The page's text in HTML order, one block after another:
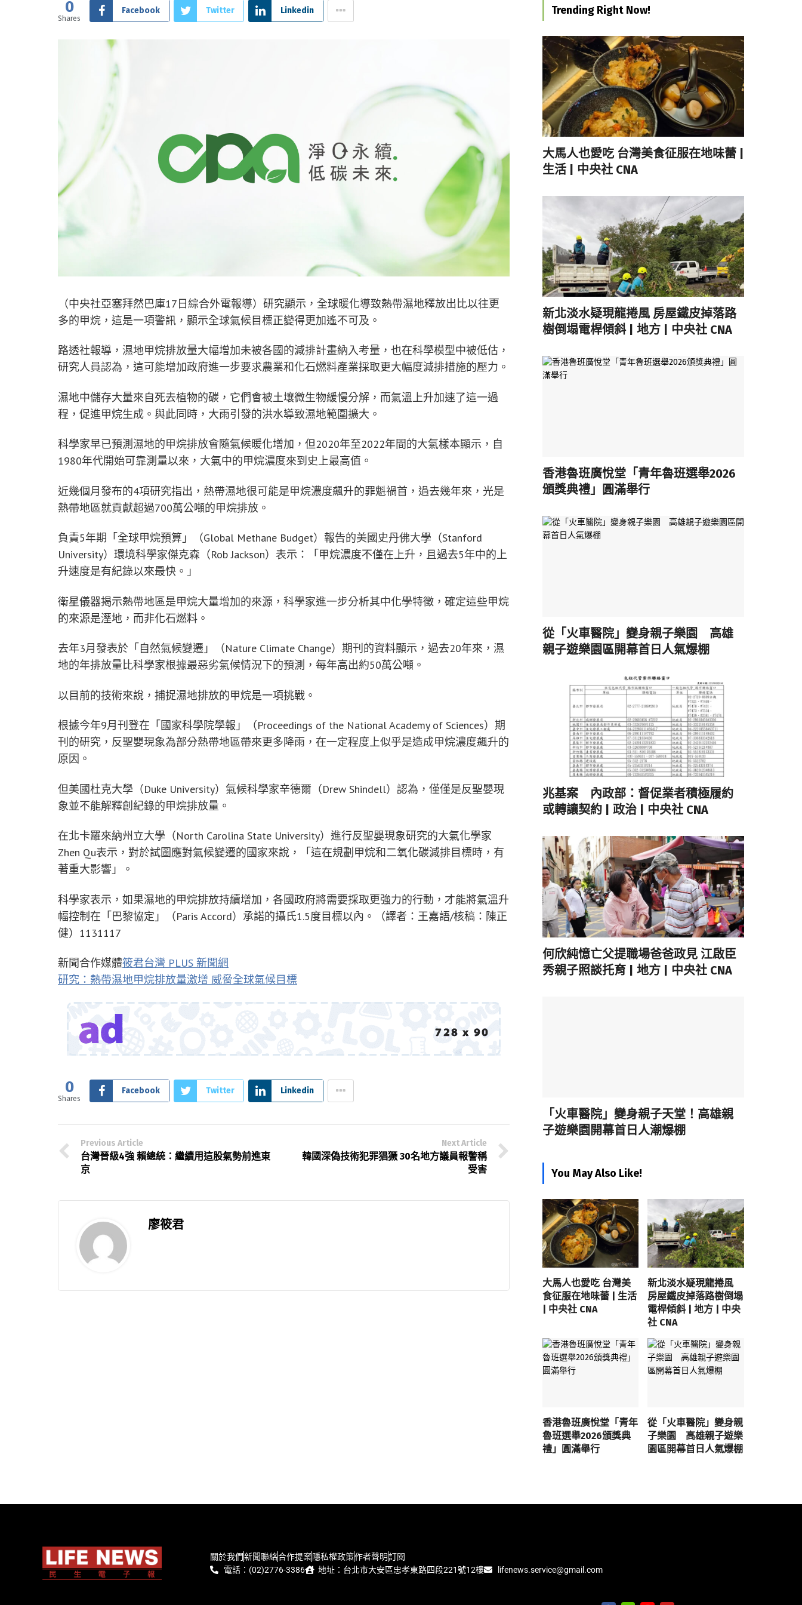
0
Shares
Facebook Twitter Linkedin
（中央社亞塞拜然巴庫17日綜合外電報導）研究顯示，全球暖化導致熱帶濕地釋放出比以往更
多的甲烷，這是一項警訊，顯示全球氣候目標正變得更加遙不可及。
路透社報導，濕地甲烷排放量大幅增加未被各國的減排計畫納入考量，也在科學模型中被低估，
研究人員認為，這可能增加政府進一步要求農業和化石燃料產業採取更大幅度減排措施的壓力。
濕地中儲存大量來自死去植物的碳，它們會被土壤微生物緩慢分解，而氣溫上升加速了這一過
程，促進甲烷生成。與此同時，大雨引發的洪水導致濕地範圍擴大。
科學家早已預測濕地的甲烷排放會隨氣候暖化增加，但2020年至2022年間的大氣樣本顯示，自
1980年代開始可靠測量以來，大氣中的甲烷濃度來到史上最高值。
近幾個月發布的4項研究指出，熱帶濕地很可能是甲烷濃度飆升的罪魁禍首，過去幾年來，光是
熱帶地區就貢獻超過700萬公噸的甲烷排放。
負責5年期「全球甲烷預算」（Global Methane Budget）報告的美國史丹佛大學（Stanford
University）環境科學家傑克森（Rob Jackson）表示：「甲烷濃度不僅在上升，且過去5年中的上
升速度是有紀錄以來最快。」
衛星儀器揭示熱帶地區是甲烷大量增加的來源，科學家進一步分析其中化學特徵，確定這些甲烷
的來源是溼地，而非化石燃料。
去年3月發表於「自然氣候變遷」（Nature Climate Change）期刊的資料顯示，過去20年來，濕
地的年排放量比科學家根據最惡劣氣候情況下的預測，每年高出約50萬公噸。
以目前的技術來說，捕捉濕地排放的甲烷是一項挑戰。
根據今年9月刊登在「國家科學院學報」（Proceedings of the National Academy of Sciences）期
刊的研究，反聖嬰現象為部分熱帶地區帶來更多降雨，在一定程度上似乎是造成甲烷濃度飆升的
原因。
但美國杜克大學（Duke University）氣候科學家辛德爾（Drew Shindell）認為，僅僅是反聖嬰現
象並不能解釋創紀錄的甲烷排放量。
在北卡羅來納州立大學（North Carolina State University）進行反聖嬰現象研究的大氣化學家
Zhen Qu表示，對於試圖應對氣候變遷的國家來說，「這在規劃甲烷和二氧化碳減排目標時，有
著重大影響」。
科學家表示，如果濕地的甲烷排放持續增加，各國政府將需要採取更強力的行動，才能將氣溫升
幅控制在「巴黎協定」（Paris Accord）承諾的攝氏1.5度目標以內。（譯者：王嘉語/核稿：陳正
健）1131117
新聞合作媒體筱君台灣 PLUS 新聞網
研究：熱帶濕地甲烷排放量激增 威脅全球氣候目標
0
Shares
Facebook Twitter Linkedin
Previous Article
台灣晉級4強 賴總統：繼續用這股氣勢前進東
京
Next Article
韓國深偽技術犯罪猖獗 30名地方議員報警稱
受害
廖筱君
Trending Right Now!
大馬人也愛吃 台灣美食征服在地味蕾 |
生活 | 中央社 CNA
新北淡水疑現龍捲風 房屋鐵皮掉落路
樹倒塌電桿傾斜 | 地方 | 中央社 CNA
香港魯班廣悅堂「青年魯班選舉2026
頒獎典禮」圓滿舉行
從「火車醫院」變身親子樂園 高雄
親子遊樂園區開幕首日人氣爆棚
兆基案 內政部：督促業者積極履約
或轉讓契約 | 政治 | 中央社 CNA
何欣純憶亡父提職場爸爸政見 江啟臣
秀親子照談托育 | 地方 | 中央社 CNA
「火車醫院」變身親子天堂！高雄親
子遊樂園開幕首日人潮爆棚
You May Also Like!
大馬人也愛吃 台灣美
食征服在地味蕾 | 生活
| 中央社 CNA
新北淡水疑現龍捲風
房屋鐵皮掉落路樹倒塌
電桿傾斜 | 地方 | 中央
社 CNA
香港魯班廣悅堂「青年
魯班選舉2026頒獎典
禮」圓滿舉行
從「火車醫院」變身親
子樂園 高雄親子遊樂
園區開幕首日人氣爆棚
關於我們新聞聯絡合作提案隱私權政策作者聲明訂閱
電話：(02)2776-3386
地址：台北市大安區忠孝東路四段221號12樓 lifenews.service@gmail.com